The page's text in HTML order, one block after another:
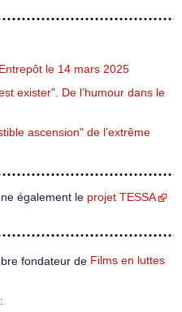
le 14 mars 2025
exister". De l’humour dans le
ascension" de l’extrême
également le projet TESSA
fondateur de Films en luttes